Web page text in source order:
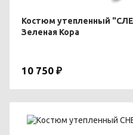
Костюм утепленный
Зеленая Кора
10 750 ₽